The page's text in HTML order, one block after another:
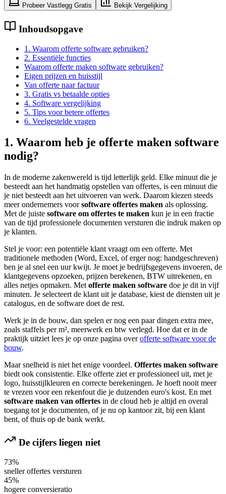
Probeer Vastlegg Gratis Bekijk Vergelijking
Inhoudsopgave
1. Waarom offerte software gebruiken?
2. Essentiële functies
Waarom offerte maken software gebruiken?
Eigen prijzen en huisstijl
Van offerte naar factuur
3. Gratis vs betaalde opties
4. Software vergelijking
5. Tips voor betere offertes
6. Veelgestelde vragen
1. Waarom heb je offerte maken software
nodig?
In de moderne zakenwereld is tijd letterlijk geld. Elke minuut die je
besteedt aan het handmatig opstellen van offertes, is een minuut die
je niet besteedt aan het uitvoeren van werk. Daarom kiezen steeds
meer ondernemers voorsoftware offertes maken als oplossing.
Met de juiste software om offertes te maken kun je in een fractie
van de tijd professionele documenten versturen die indruk maken op
je klanten.
Stel je voor: een potentiële klant vraagt om een offerte. Met
traditionele methoden (Word, Excel, of erger nog: handgeschreven)
ben je al snel een uur kwijt. Je moet je bedrijfsgegevens invoeren, de
klantgegevens opzoeken, prijzen berekenen, BTW uitrekenen, en
alles netjes opmaken. Met offerte maken software doe je dit in vijf
minuten. Je selecteert de klant uit je database, kiest de diensten uit je
catalogus, en de software doet de rest.
Werk je in de bouw, dan spelen er nog een paar dingen extra mee,
zoals staffels per m², meerwerk en btw verlegd. Hoe dat er in de
praktijk uitziet lees je op onze pagina over offerte software voor de
bouw.
Maar snelheid is niet het enige voordeel. Offertes maken software
biedt ook consistentie. Elke offerte ziet er professioneel uit, met je
logo, huisstijlkleuren en correcte berekeningen. Je hoeft nooit meer
te vrezen voor een rekenfout die je duizenden euro's kost. En met
software maken van offertes in de cloud heb je altijd en overal
toegang tot je documenten, of je nu op kantoor zit, bij een klant
bent, of thuis op de bank werkt.
De cijfers liegen niet
73%
sneller offertes versturen
45%
hogere conversieratio